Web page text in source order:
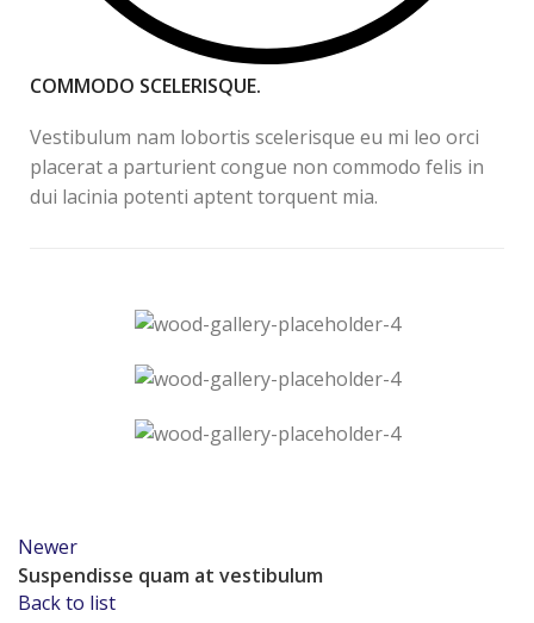
COMMODO SCELERISQUE.
Vestibulum nam lobortis scelerisque eu mi leo orci
placerat a parturient congue non commodo felis in
dui lacinia potenti aptent torquent mia.
Newer
Suspendisse quam at vestibulum
Back to list